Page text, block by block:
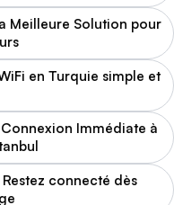
Meilleure Solution pour
en Turquie simple et
Immédiate à
connecté dès